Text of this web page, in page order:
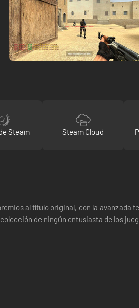
Steam Steam Cloud
al título original, con la avanzada
de ningún entusiasta de los